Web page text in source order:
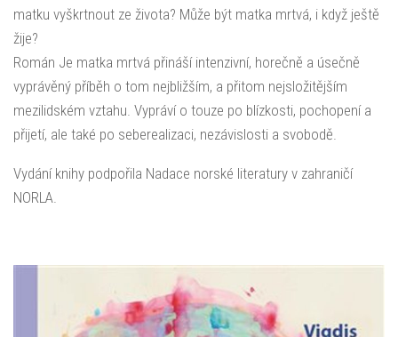
matku vyškrtnout ze života? Může být matka mrtvá, i když ještě
žije?
Román Je matka mrtvá přináší intenzivní, horečně a úsečně
vyprávěný příběh o tom nejbližším, a přitom nejsložitějším
mezilidském vztahu. Vypráví o touze po blízkosti, pochopení a
přijetí, ale také po seberealizaci, nezávislosti a svobodě.
Vydání knihy podpořila Nadace norské literatury v zahraničí
NORLA.